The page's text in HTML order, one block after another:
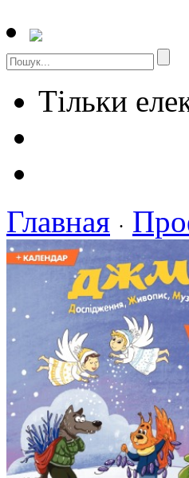
Тільки
Главная ·